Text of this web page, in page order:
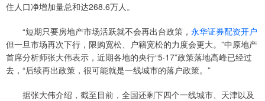
住人口净增加量总和达268.6万人。
“短期只要房地产市场活跃就不会再出台政策， 永华证券配资开户
但一旦市场再次下行，限购宽松、户籍宽松的力度会更大。”中原地产
首席分析师张大伟表示，近期各地的央行“5·17”政策落地高峰已经过
去，“后续再出政策，很可能就是一线城市的落户政策。”
据张大伟介绍，截至目前，全国还剩下四个一线城市、天津以及